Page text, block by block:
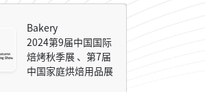
Bakery
2024第9届中国国际
焙烤秋季展 、第7届
中国家庭烘焙用品展